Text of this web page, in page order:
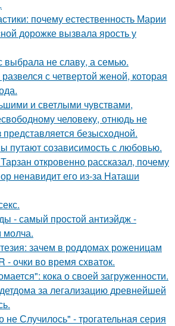
почему естественность Марии
дорожке вызвала ярость у
выбрала не славу, а семью.
с четвертой женой, которая
и светлыми чувствами,
человеку, отнюдь не
безысходной.
путают созависимость с любовью.
откровенно рассказал, почему
ненавидит его из-за Наташи
- самый простой антиэйдж -
молча.
зачем в роддомах роженицам
- очки во время схваток.
кока о своей загруженности.
за легализацию древнейшей
Случилось" - трогательная серия